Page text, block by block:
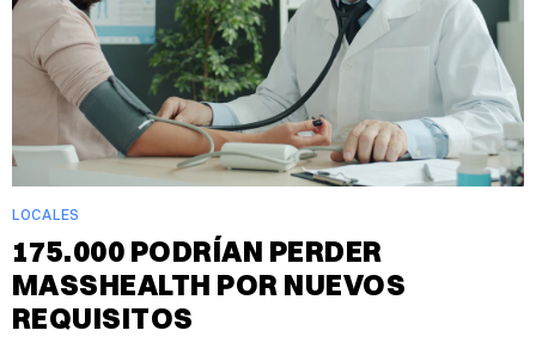
LOCALES
175.000 PODRÍAN PERDER
MASSHEALTH POR NUEVOS
REQUISITOS